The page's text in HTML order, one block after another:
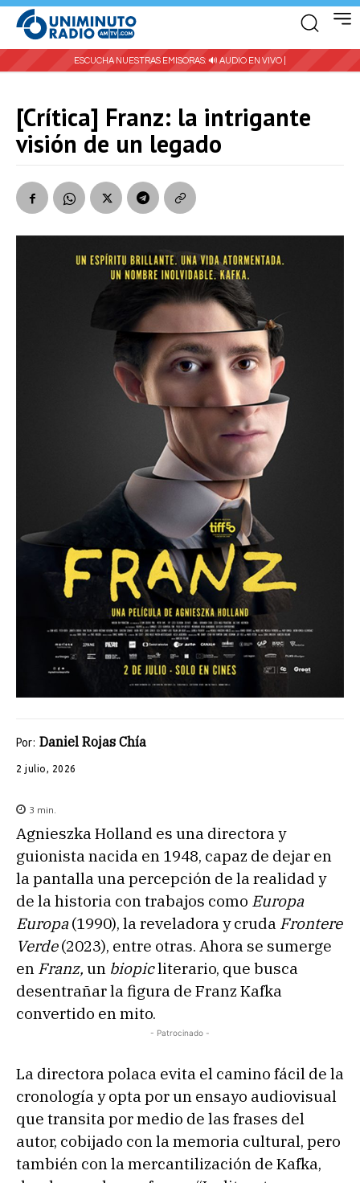
ESCUCHA NUESTRAS EMISORAS: 🔊 AUDIO EN VIVO |
[Crítica] Franz: la intrigante
visión de un legado
Por: Daniel Rojas Chía
2 julio, 2026
3 min.
Agnieszka Holland es una directora y
guionista nacida en 1948, capaz de dejar en
la pantalla una percepción de la realidad y
de la historia con trabajos como Europa
Europa(1990), la reveladora y cruda Frontere
Verde(2023), entre otras. Ahora se sumerge
en Franz, un biopicliterario, que busca
desentrañar la figura de Franz Kafka
convertido en mito.
- Patrocinado -
La directora polaca evita el camino fácil de la
cronología y opta por un ensayo audiovisual
que transita por medio de las frases del
autor, cobijado con la memoria cultural, pero
también con la mercantilización de Kafka,